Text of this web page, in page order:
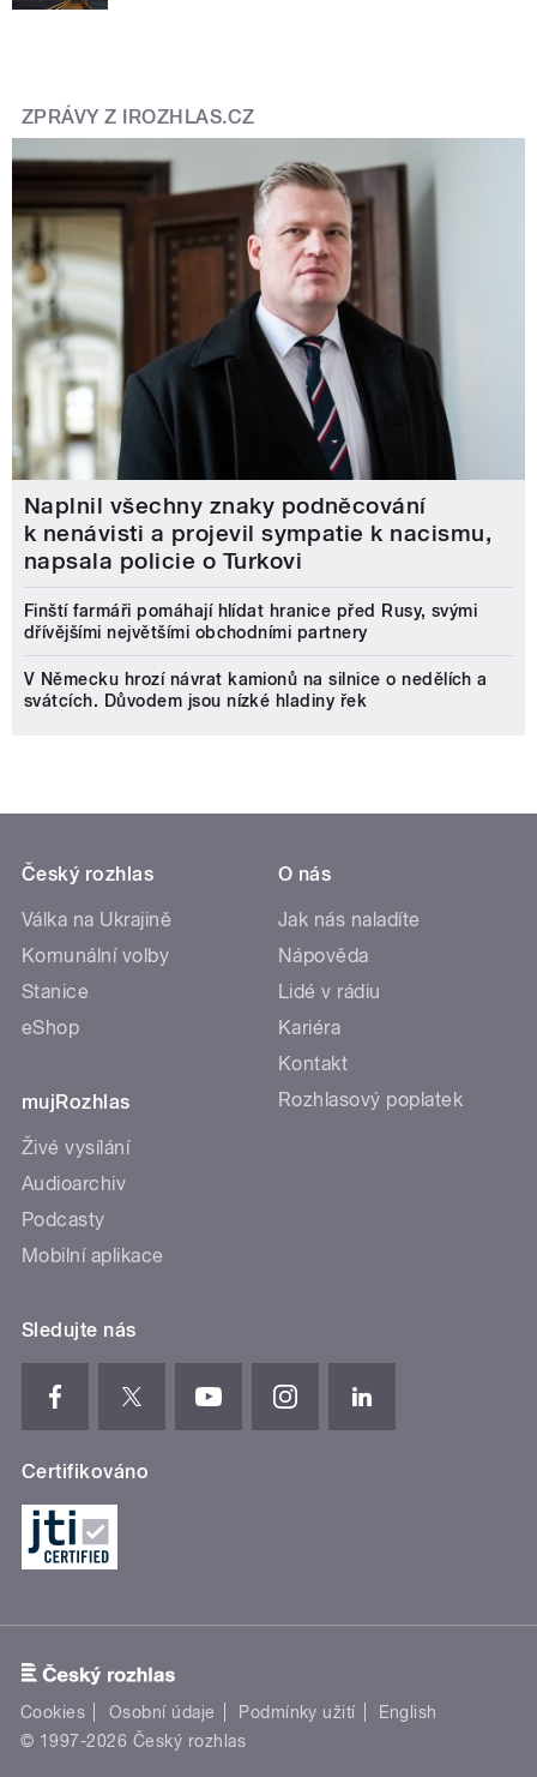
ZPRÁVY Z IROZHLAS.CZ
Naplnil všechny znaky podněcování
k nenávisti a projevil sympatie k nacismu,
napsala policie o Turkovi
Finští farmáři pomáhají hlídat hranice před Rusy, svými
dřívějšími největšími obchodními partnery
V Německu hrozí návrat kamionů na silnice o nedělích a
svátcích. Důvodem jsou nízké hladiny řek
Český rozhlas
Válka na Ukrajině
Komunální volby
Stanice
eShop
mujRozhlas
Živé vysílání
Audioarchiv
Podcasty
Mobilní aplikace
O nás
Jak nás naladíte
Nápověda
Lidé v rádiu
Kariéra
Kontakt
Rozhlasový poplatek
Sledujte nás
Certifikováno
Cookies Osobní údaje Podmínky užití
English
© 1997-2026 Český rozhlas